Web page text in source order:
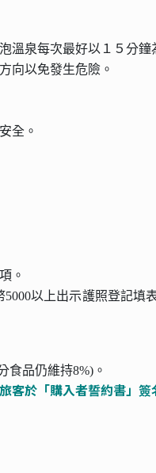
溫泉每次最好以１５分鐘
向以免發生危險。
全。
。
以上出示護照登記填
食品仍維持8%)。
客於「購入者誓約書」